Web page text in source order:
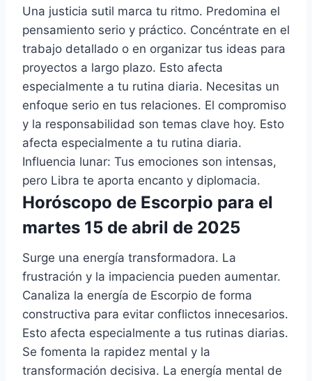
Una justicia sutil marca tu ritmo. Predomina el
pensamiento serio y práctico. Concéntrate en el
trabajo detallado o en organizar tus ideas para
proyectos a largo plazo. Esto afecta
especialmente a tu rutina diaria. Necesitas un
enfoque serio en tus relaciones. El compromiso
y la responsabilidad son temas clave hoy. Esto
afecta especialmente a tu rutina diaria.
Influencia lunar: Tus emociones son intensas,
pero Libra te aporta encanto y diplomacia.
Horóscopo de Escorpio para el
martes 15 de abril de 2025
Surge una energía transformadora. La
frustración y la impaciencia pueden aumentar.
Canaliza la energía de Escorpio de forma
constructiva para evitar conflictos innecesarios.
Esto afecta especialmente a tus rutinas diarias.
Se fomenta la rapidez mental y la
transformación decisiva. La energía mental de